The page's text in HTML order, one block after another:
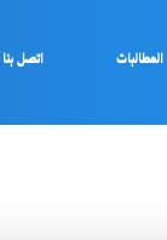
المطالبات اتصل بنا